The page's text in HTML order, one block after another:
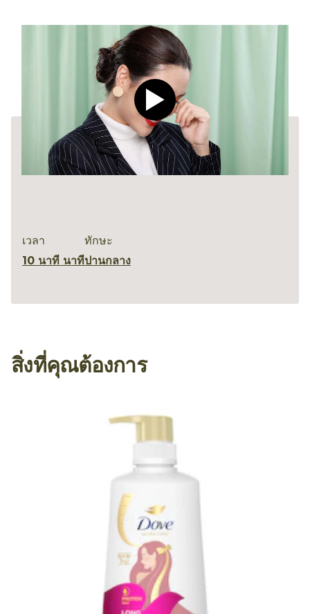
Play video CLEAR Men
เวลา
10 นาที นาที
ทักษะ
ปานกลาง
สิ่งที่คุณต้องการ